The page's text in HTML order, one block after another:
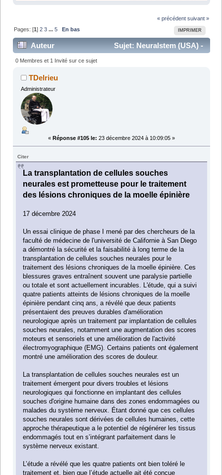
« précédent suivant »
IMPRIMER
Pages: [1]2 3 ...5 En bas
Auteur
Sujet: Neuralstem (USA) -
cellules souches neurales humaines (Lu 139031 fois)
0 Membres et 1 Invité sur ce sujet
TDelrieu
Administrateur
« Réponse #105 le: 23 décembre 2024 à 10:09:05 »
Citer
La transplantation de cellules souches
neurales est prometteuse pour le traitement
des lésions chroniques de la moelle épinière
17 décembre 2024
Un essai clinique de phase I mené par des chercheurs de la
faculté de médecine de l'université de Californie à San Diego
a démontré la sécurité et la faisabilité à long terme de la
transplantation de cellules souches neurales pour le
traitement des lésions chroniques de la moelle épinière. Ces
blessures graves entraînent souvent une paralysie partielle
ou totale et sont actuellement incurables. L'étude, qui a suivi
quatre patients atteints de lésions chroniques de la moelle
épinière pendant cinq ans, a révélé que deux patients
présentaient des preuves durables d'amélioration
neurologique après un traitement par implantation de cellules
souches neurales, notamment une augmentation des scores
moteurs et sensoriels et une amélioration de l'activité
électromyographique (EMG). Certains patients ont également
montré une amélioration des scores de douleur.
La transplantation de cellules souches neurales est un
traitement émergent pour divers troubles et lésions
neurologiques qui fonctionne en implantant des cellules
souches d'origine humaine dans des zones endommagées ou
malades du système nerveux. Étant donné que ces cellules
souches neurales sont dérivées de cellules humaines, cette
approche thérapeutique a le potentiel de régénérer les tissus
endommagés tout en s’intégrant parfaitement dans le
système nerveux existant.
L’étude a révélé que les quatre patients ont bien toléré le
traitement et, bien que l’étude actuelle ait été conçue